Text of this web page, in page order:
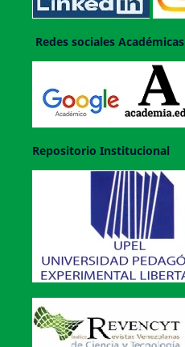
Redes sociales Académicas
Repositorio Institucional